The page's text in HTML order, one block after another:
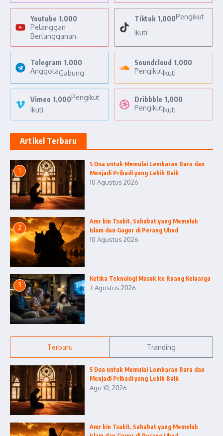
Youtube 1,000
Pelanggan
Berlangganan
Tiktok 1,000Pengikut
Ikuti
Telegram 1,000
AnggotaGabung
Soundcloud 1,000
PengikutIkuti
Vimeo 1,000Pengikut
Ikuti
Dribbble 1,000
PengikutIkuti
Artikel Terbaru
1
5 Doa untuk Memulai Lembaran Baru dan
Menjadi Pribadi yang Lebih Baik
10 Agustus 2026
2
Amr bin Tsabit, Sahabat yang Memeluk
Islam dan Gugur di Perang Uhud
10 Agustus 2026
3
Ketika Teknologi Masuk ke Ruang Keluarga
7 Agustus 2026
Terbaru Tranding
5 Doa untuk Memulai Lembaran Baru dan
Menjadi Pribadi yang Lebih Baik
Agu 10, 2026
Amr bin Tsabit, Sahabat yang Memeluk